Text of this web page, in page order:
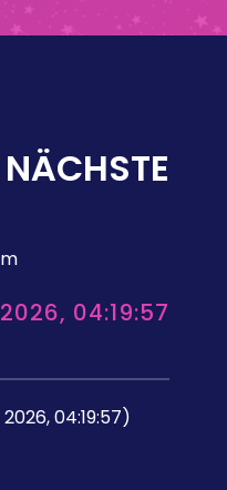
2026, 04:19:57
04:19:57)